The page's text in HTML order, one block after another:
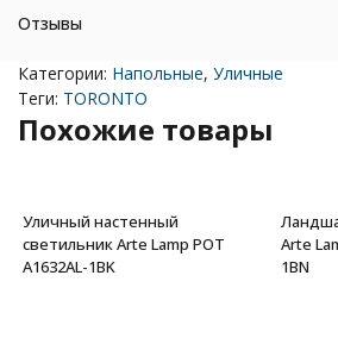
Отзывы
Категории: Напольные, Уличные
Теги: TORONTO
Похожие товары
Уличный настенный
светильник Arte Lamp POT
A1632AL-1BK
Arte
1BN